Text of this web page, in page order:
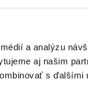
a analýzu
aj našim
s ďalšími
súčtovným
so
aplikáciou